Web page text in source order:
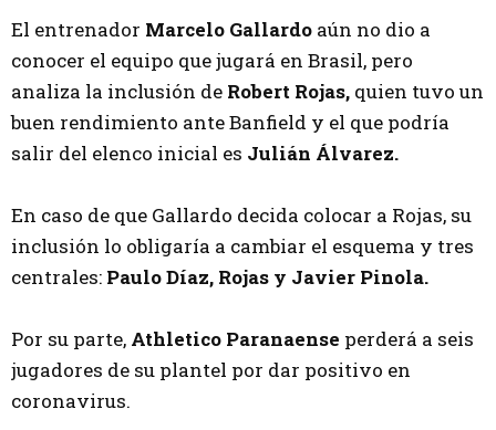
El entrenador Marcelo Gallardo aún no dio a
conocer el equipo que jugará en Brasil, pero
analiza la inclusión de Robert Rojas, quien tuvo un
buen rendimiento ante Banfield y el que podría
salir del elenco inicial es Julián Álvarez.
En caso de que Gallardo decida colocar a Rojas, su
inclusión lo obligaría a cambiar el esquema y tres
centrales: Paulo Díaz, Rojas y Javier Pinola.
Por su parte, Athletico Paranaense perderá a seis
jugadores de su plantel por dar positivo en
coronavirus.